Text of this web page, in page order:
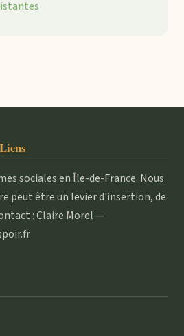
sociales en Île-de-France. Nous
peut être un levier d'insertion, de
: Claire Morel —